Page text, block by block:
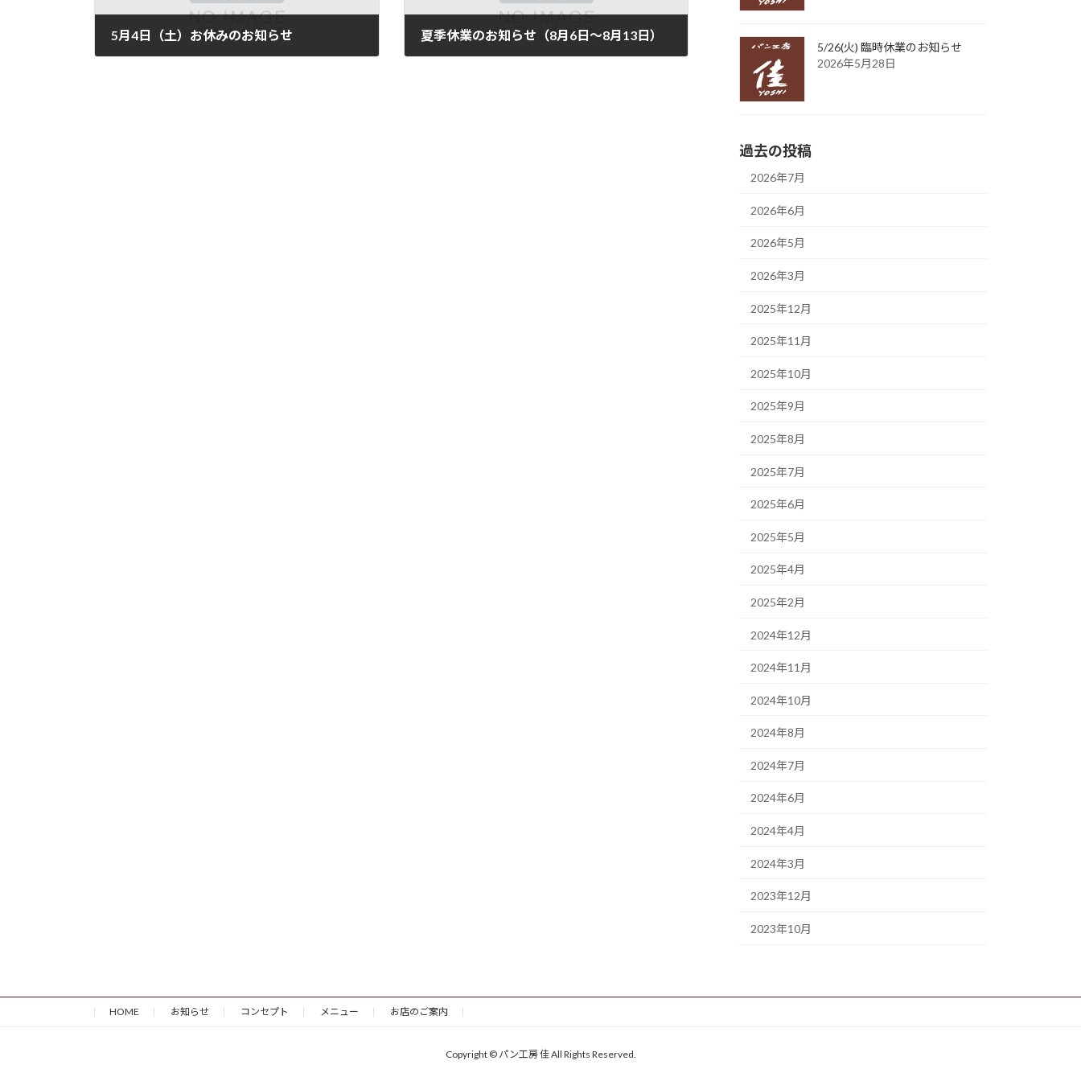
5月4日（土）お休みのお知らせ 夏季休業のお知らせ（8月6日〜8月13日）
5/26(火) 臨時休業のお知らせ
2026年5月28日
過去の投稿
2026年7月
2026年6月
2026年5月
2026年3月
2025年12月
2025年11月
2025年10月
2025年9月
2025年8月
2025年7月
2025年6月
2025年5月
2025年4月
2025年2月
2024年12月
2024年11月
2024年10月
2024年8月
2024年7月
2024年6月
2024年4月
2024年3月
2023年12月
2023年10月
HOME お知らせ コンセプト メニュー お店のご案内
Copyright © パン工房 佳 All Rights Reserved.